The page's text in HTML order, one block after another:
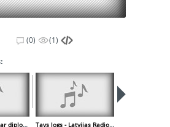
(0) (1)
Tavs logs - Kopā ar diplomātu Albertu Sarkani 2003.10.25. Tavs logs - Latvijas Radio jubileja 2003.10.31.